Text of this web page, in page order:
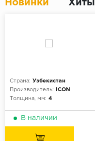
Новинки Хиты
Страна: Узбекистан
Производитель:
ICON
Толщина, мм: 4
В наличии